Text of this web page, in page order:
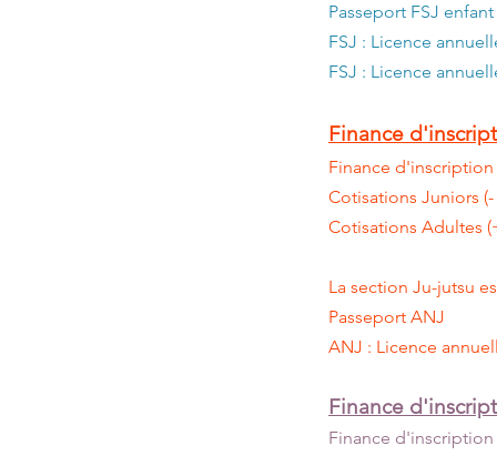
Passeport
FSJ :
FSJ : Licence
Finance
Finance
Cotisations
Cotisations
La section Ju-jutsu
Passeport
ANJ :
Finance
Finance